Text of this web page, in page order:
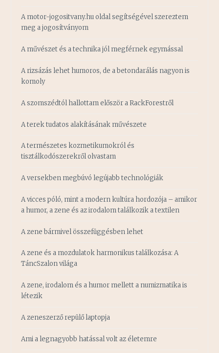
A motor-jogositvany.hu oldal segítségével szereztem
meg a jogosítványom
A művészet és a technika jól megférnek egymással
A rizsázás lehet humoros, de a betondarálás nagyon is
komoly
A szomszédtól hallottam először a RackForestről
A terek tudatos alakításának művészete
A természetes kozmetikumokról és
tisztálkodószerekről olvastam
A versekben megbúvó legújabb technológiák
A vicces póló, mint a modern kultúra hordozója – amikor
a humor, a zene és az irodalom találkozik a textilen
A zene bármivel összefüggésben lehet
A zene és a mozdulatok harmonikus találkozása: A
TáncSzalon világa
A zene, irodalom és a humor mellett a numizmatika is
létezik
A zeneszerző repülő laptopja
Ami a legnagyobb hatással volt az életemre